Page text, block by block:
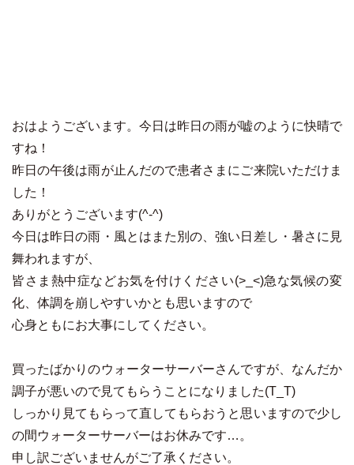
おはようございます。今日は昨日の雨が嘘のように快晴で
すね！
昨日の午後は雨が止んだので患者さまにご来院いただけま
した！
ありがとうございます(^-^)
今日は昨日の雨・風とはまた別の、強い日差し・暑さに見
舞われますが、
皆さま熱中症などお気を付けください(>_<)急な気候の変
化、体調を崩しやすいかとも思いますので
心身ともにお大事にしてください。
買ったばかりのウォーターサーバーさんですが、なんだか
調子が悪いので見てもらうことになりました(T_T)
しっかり見てもらって直してもらおうと思いますので少し
の間ウォーターサーバーはお休みです…。
申し訳ございませんがご了承ください。